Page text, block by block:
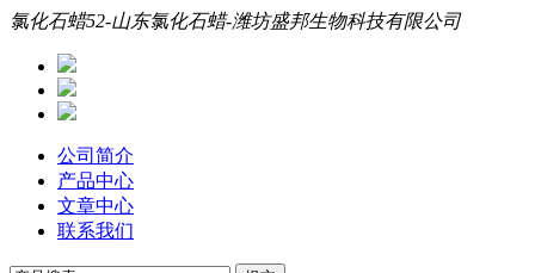
氯化石蜡52-山东氯化石蜡-潍坊盛邦生物科技有限公司
公司简介
产品中心
文章中心
联系我们